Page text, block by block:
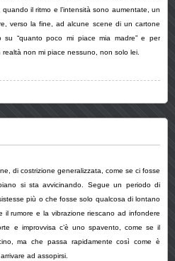
il ritmo e l’intensità sono aumentate, un
verso la fine, ad alcune scene di un cartone
“quanto poco mi piace mia madre” e per
non mi piace nessuno, non solo lei.
di costrizione generalizzata, come se ci fosse
si sta avvicinando. Segue un periodo di
più o che fosse solo qualcosa di lontano
il rumore e la vibrazione riescano ad infondere
e improvvisa c’è uno spavento, come se il
ma che passa rapidamente così come è
ad assopirsi.